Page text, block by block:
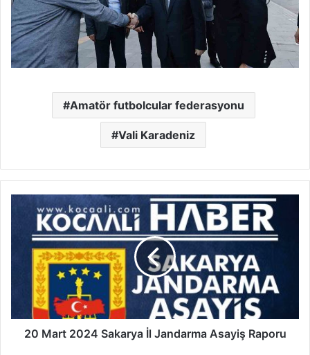
Amatör futbolcular federasyonu
Vali Karadeniz
Sakarya
Jandarma
Asayiş
Raporu
20 Mart 2024 Sakarya İl Jandarma Asayiş Raporu